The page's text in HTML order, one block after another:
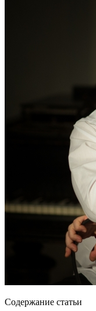
Содержание статьи